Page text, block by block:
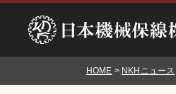
HOME > NKHニュース